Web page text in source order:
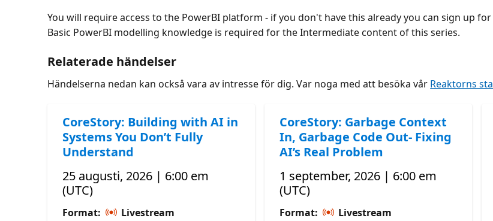
You will require access to the PowerBI platform - if you don't have this already you can sign up
Basic PowerBI modelling knowledge is required for the Intermediate content of this series.
Relaterade händelser
Händelserna nedan kan också vara av intresse för dig. Var noga med att besöka vår Reaktorns
CoreStory: Building with AI in
Systems You Don’t Fully
Understand
25 augusti, 2026 | 6:00 em
(UTC)
Format:
Livestream
CoreStory: Garbage Context
In, Garbage Code Out- Fixing
AI’s Real Problem
1 september, 2026 | 6:00 em
(UTC)
Format:
Livestream